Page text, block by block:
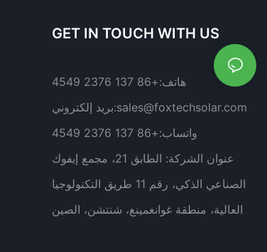
GET IN TOUCH WITH US
هاتف:+86 137 2376 4549
بريد إلكتروني:sales@foxtechsolar.com
واتساب:+86 137 2376 4549
عنوان الشركة:
الطابق 21، مجمع إيفوك
الصناعي الذكي، رقم 11 طريق التكنولوجيا
العالية، منطقة غوانغمينغ، شنتشن، الصين